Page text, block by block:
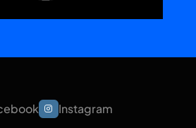
Instagram